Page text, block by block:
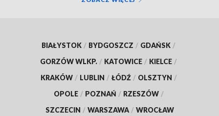
BIAŁYSTOK / BYDGOSZCZ / GDAŃSK /
GORZÓW WLKP. / KATOWICE / KIELCE /
KRAKÓW / LUBLIN / ŁÓDŹ / OLSZTYN /
OPOLE / POZNAŃ / RZESZÓW /
SZCZECIN / WARSZAWA / WROCŁAW